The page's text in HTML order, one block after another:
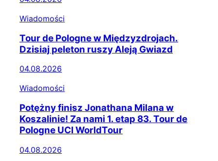
Wiadomości
Tour de Pologne w Międzyzdrojach.
Dzisiaj peleton ruszy Aleją Gwiazd
04.08.2026
Wiadomości
Potężny finisz Jonathana Milana w
Koszalinie! Za nami 1. etap 83. Tour de
Pologne UCI WorldTour
04.08.2026